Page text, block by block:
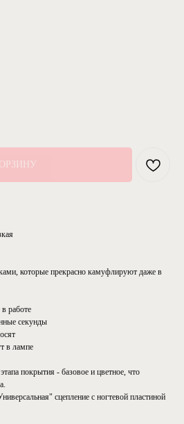
которые прекрасно камуфлируют даже в
работе
секунды
в лампе
покрытия - базовое и цветное, что
сцепление с ногтевой пластиной